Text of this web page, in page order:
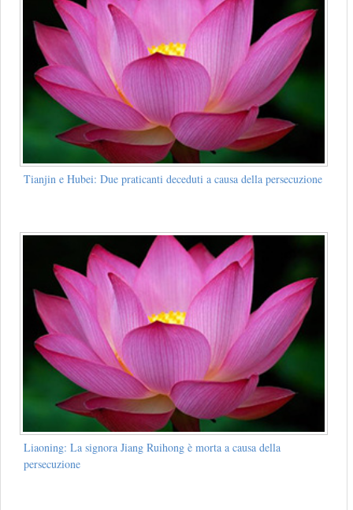
Tianjin e Hubei: Due praticanti deceduti a causa della persecuzione
Liaoning: La signora Jiang Ruihong è morta a causa della
persecuzione